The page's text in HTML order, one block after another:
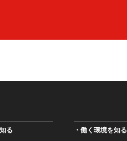
る 働く環境を知る